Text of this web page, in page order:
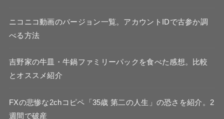
ニコニコ動画のバージョン一覧。アカウントIDで古参か調
べる方法
吉野家の牛皿・牛鍋ファミリーパックを食べた感想。比較
とオススメ紹介
FXの悲惨な2chコピペ「35歳 第二の人生」の恐さを紹介。2
週間で破産